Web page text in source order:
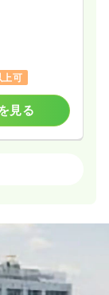
見る
ランク可
上可
見る